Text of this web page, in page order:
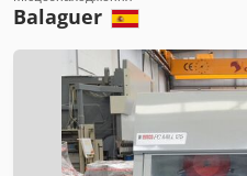
Balaguer